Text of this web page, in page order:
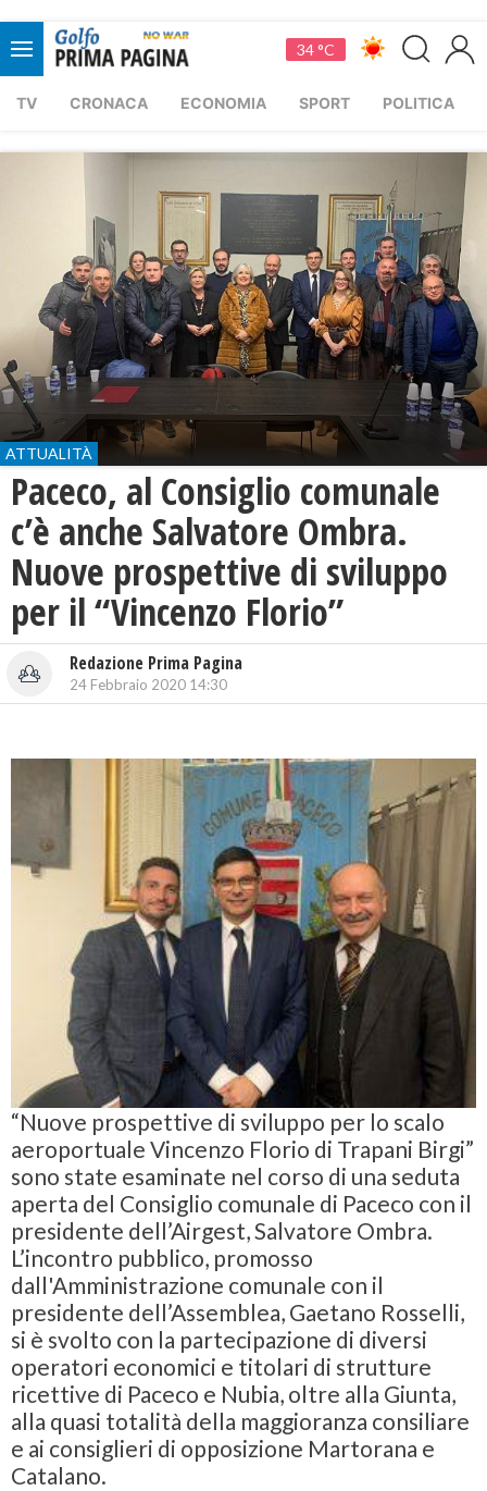
34 °C
TV CRONACA ECONOMIA SPORT POLITICA
ATTUALITÀ
Paceco, al Consiglio comunale
c’è anche Salvatore Ombra.
Nuove prospettive di sviluppo
per il “Vincenzo Florio”
Redazione Prima Pagina
24 Febbraio 2020 14:30
“Nuove prospettive di sviluppo per lo scalo
aeroportuale Vincenzo Florio di Trapani Birgi”
sono state esaminate nel corso di una seduta
aperta del Consiglio comunale di Paceco con il
presidente dell’Airgest,Salvatore Ombra.
L’incontro pubblico, promosso
dall'Amministrazione comunale con il
presidente dell’Assemblea, Gaetano Rosselli,
si è svolto con la partecipazione di diversi
operatori economici e titolari di strutture
ricettive di Paceco e Nubia, oltre alla Giunta,
alla quasi totalità della maggioranza consiliare
e ai consiglieri di opposizione Martorana e
Catalano.